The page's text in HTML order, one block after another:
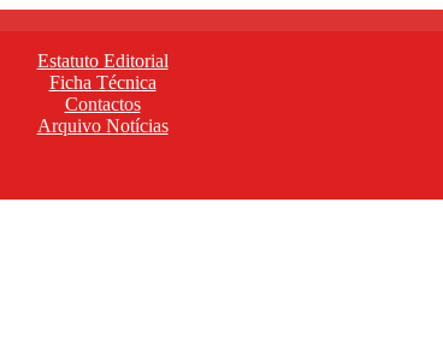
Estatuto Editorial
Ficha Técnica
Contactos
Arquivo Notícias